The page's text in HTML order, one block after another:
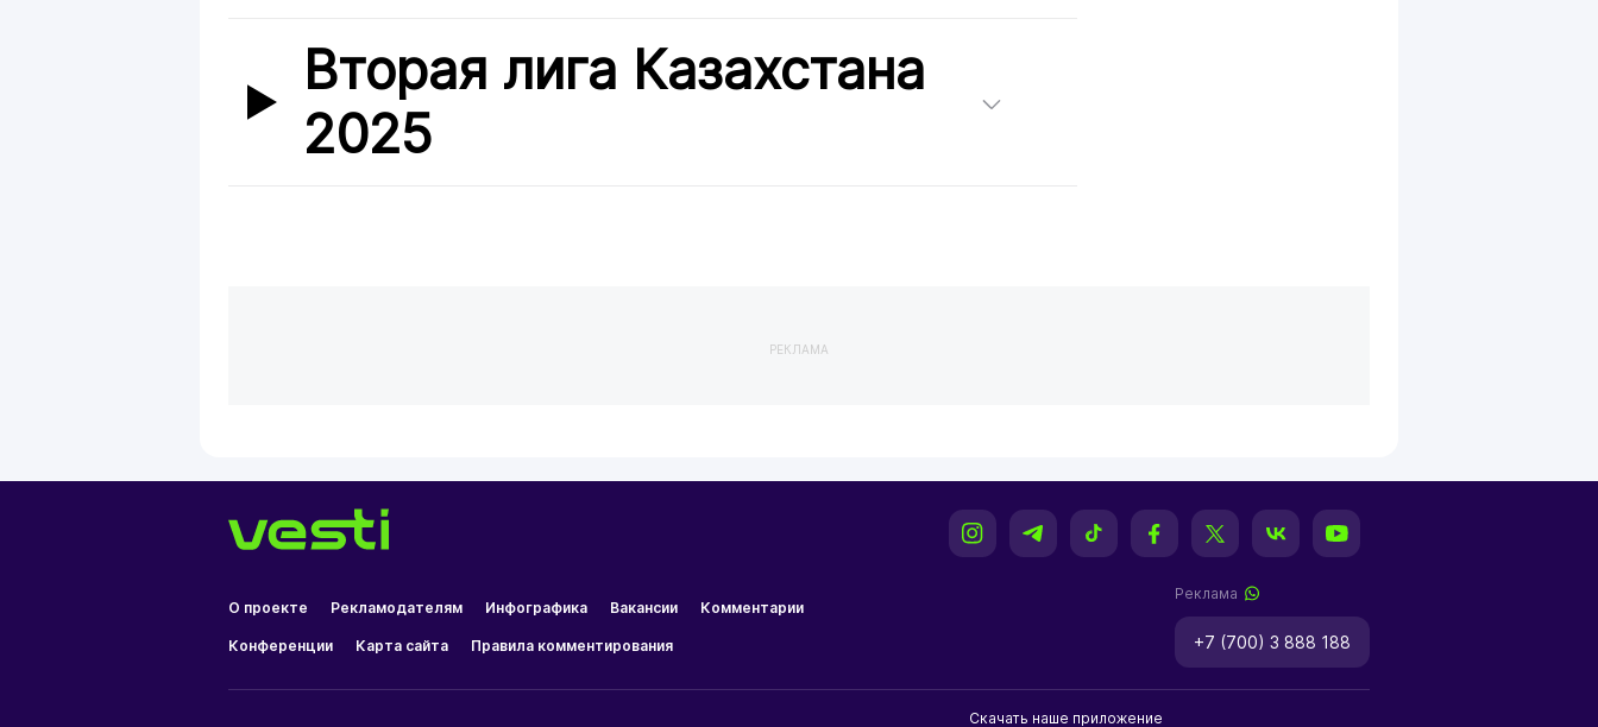
Вторая лига Казахстана
2025
РЕКЛАМА
О проекте Рекламодателям Инфографика Вакансии Комментарии
Конференции Карта сайта Правила комментирования
Реклама
+7 (700) 3 888 188
Скачать наше приложение